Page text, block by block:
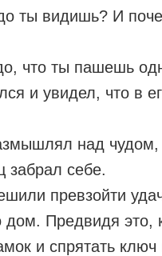
ты видишь? И
что ты пашешь
и увидел, что в
над чудом,
забрал себе.
превзойти
дом. Предвидя это,
и спрятать